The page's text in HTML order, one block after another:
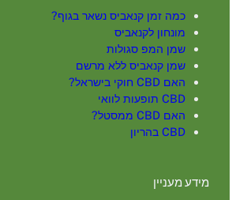
כמה זמן קנאביס נשאר בגוף?
מונחון לקנאביס
שמן המפ סגולות
שמן קנאביס ללא מרשם
האם CBD חוקי בישראל?
CBD תופעות לוואי
האם CBD ממסטל?
CBD בהריון
מידע מעניין